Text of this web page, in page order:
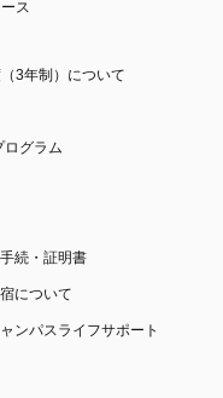
ス
3年制）について
ログラム
続・証明書
について
ンパスライフサポート